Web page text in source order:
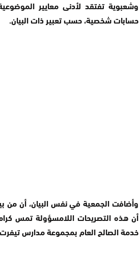
وشعبوية تفتقد لأدنى معايير
حسابات شخصية، حسب تعبير ذات البيان.
وأضافت الجمعية في نفس البيان، أن من
أن هذه التصريحات اللامسؤولة تمس
خدمة الصالح العام بمجموعة مدارس